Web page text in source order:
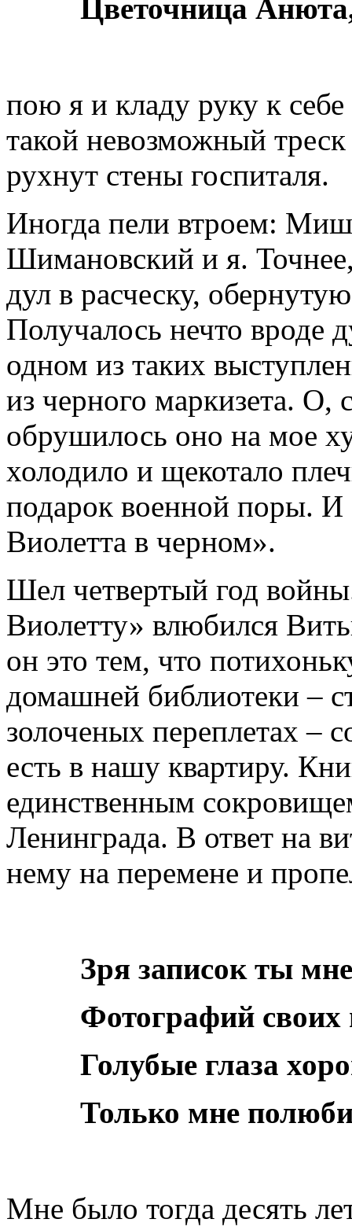
Цветочница
пою я и кладу руку к
такой невозможный
рухнут стены госпиталя.
Иногда пели втроем:
Шимановский и я.
дул в расческу,
Получалось нечто вроде
одном из таких
из черного маркизета. О,
обрушилось оно на мое
холодило и щекотало
подарок военной поры. И
Виолетта в черном».
Шел четвертый год
Виолетту» влюбился
он это тем, что
домашней библиотеки –
золоченых переплетах –
есть в нашу квартиру.
единственным
Ленинграда. В ответ на
нему на перемене и
Зря записок ты
Фотографий своих
Голубые глаза
Только мне
Мне было тогда десять